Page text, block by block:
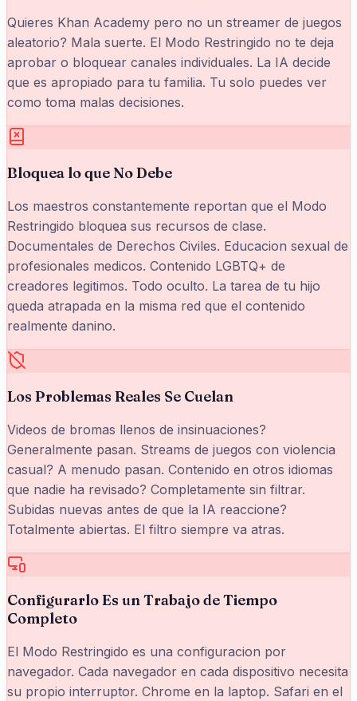
Quieres Khan Academy pero no un streamer de juegos
aleatorio? Mala suerte. El Modo Restringido no te deja
aprobar o bloquear canales individuales. La IA decide
que es apropiado para tu familia. Tu solo puedes ver
como toma malas decisiones.
Bloquea lo que No Debe
Los maestros constantemente reportan que el Modo
Restringido bloquea sus recursos de clase.
Documentales de Derechos Civiles. Educacion sexual de
profesionales medicos. Contenido LGBTQ+ de
creadores legitimos. Todo oculto. La tarea de tu hijo
queda atrapada en la misma red que el contenido
realmente danino.
Los Problemas Reales Se Cuelan
Videos de bromas llenos de insinuaciones?
Generalmente pasan. Streams de juegos con violencia
casual? A menudo pasan. Contenido en otros idiomas
que nadie ha revisado? Completamente sin filtrar.
Subidas nuevas antes de que la IA reaccione?
Totalmente abiertas. El filtro siempre va atras.
Configurarlo Es un Trabajo de Tiempo
Completo
El Modo Restringido es una configuracion por
navegador. Cada navegador en cada dispositivo necesita
su propio interruptor. Chrome en la laptop. Safari en el